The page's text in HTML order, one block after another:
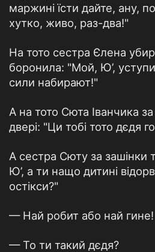
маржині їсти дайте, ану,
хутко, живо, раз-два!"
На тото сестра Єлена
боронила: "Мой, Ю’,
сили набирают!"
А на тото Сюта Іванчика
двері: "Ци тобі тото дєдя
А сестра Сюту за зашінки
Ю’, а ти нащо дитині
остікси?"
— Най робит або най гине!
— То ти такий дєдя?